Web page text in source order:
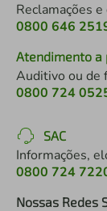
Reclamações
0800 646
Atendimento a
Auditivo ou de
0800 724
SAC
Informações,
0800 724
Nossas Redes